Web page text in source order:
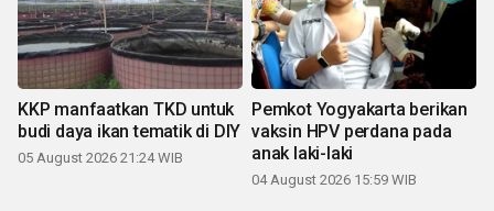
KKP manfaatkan TKD untuk
budi daya ikan tematik di DIY
05 August 2026 21:24 WIB
Pemkot Yogyakarta berikan
vaksin HPV perdana pada
anak laki-laki
04 August 2026 15:59 WIB